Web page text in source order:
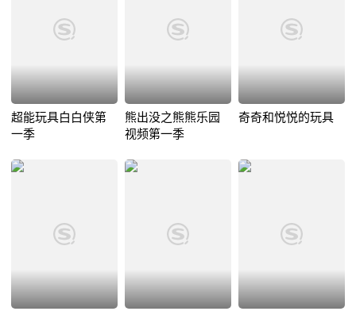
超能玩具白白侠第
一季
熊出没之熊熊乐园
视频第一季
奇奇和悦悦的玩具